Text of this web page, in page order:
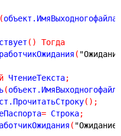
(объект.ИмяВыходногофайла
( )
Тогда
(
ЧтениеТекста;
(
( ) ;
= Строка;
(